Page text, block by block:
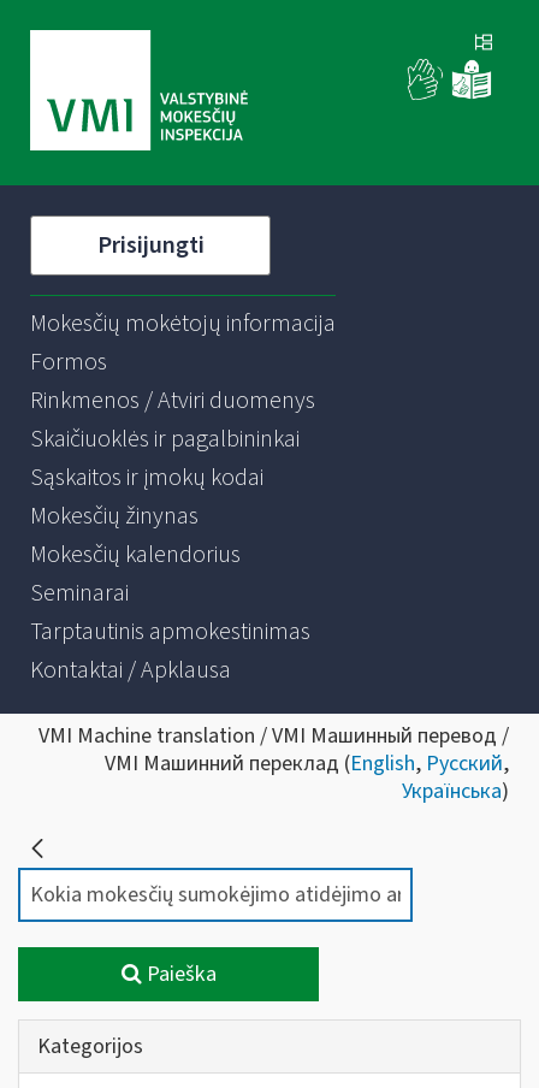
Prisijungti
Mokesčių mokėtojų informacija
Formos
Rinkmenos / Atviri duomenys
Skaičiuoklės ir pagalbininkai
Sąskaitos ir įmokų kodai
Mokesčių žinynas
Mokesčių kalendorius
Seminarai
Tarptautinis apmokestinimas
Kontaktai / Apklausa
VMI Machine translation / VMI Машинный перевод /
VMI Машинний переклад (English, Русский,
Українська)
Paieška
Kategorijos